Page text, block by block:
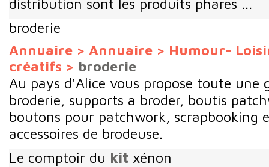
distribution sont les produits phares ...
broderie
Annuaire > Annuaire > Humour-
créatifs > broderie
Au pays d'Alice vous propose toute une
broderie, supports a broder, boutis
boutons pour patchwork, scrapbooking
accessoires de brodeuse.
Le comptoir du kit xénon